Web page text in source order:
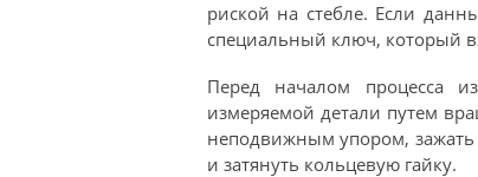
риской на стебле. Если
специальный ключ, который
Перед началом процесса
измеряемой детали путем
неподвижным упором, зажать
и затянуть кольцевую гайку.